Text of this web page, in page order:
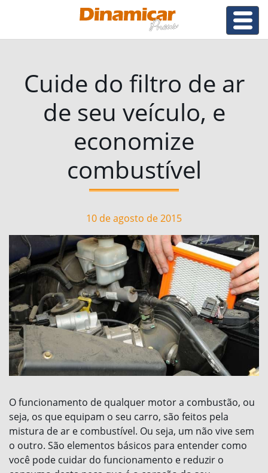
Cuide do filtro de ar
de seu veículo, e
economize
combustível
10 de agosto de 2015
O funcionamento de qualquer motor a combustão, ou
seja, os que equipam o seu carro, são feitos pela
mistura de ar e combustível. Ou seja, um não vive sem
o outro. São elementos básicos para entender como
você pode cuidar do funcionamento e reduzir o